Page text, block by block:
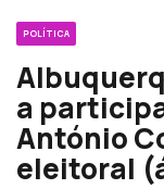
POLÍTICA
a
António
eleitoral